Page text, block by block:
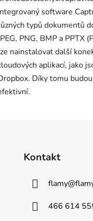
software
typů dokumentů
PNG, BMP a PPTX
nainstalovat další
aplikací, jako
Díky tomu
Kontakt
flamy@
466 614